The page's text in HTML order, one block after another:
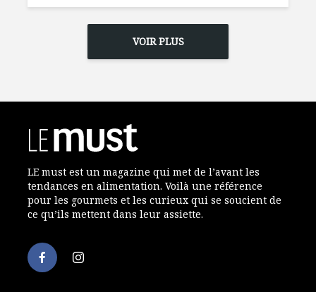
VOIR PLUS
LE must est un magazine qui met de l’avant les
tendances en alimentation. Voilà une référence
pour les gourmets et les curieux qui se soucient de
ce qu’ils mettent dans leur assiette.